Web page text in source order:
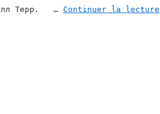
Терр. … Continuer la lecture